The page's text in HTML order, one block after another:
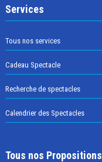
Services
Tous nos services
Cadeau Spectacle
Recherche de spectacles
Calendrier des Spectacles
Tous nos Propositions